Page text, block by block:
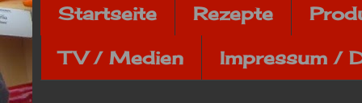
Startseite Rezepte
TV / Medien Impressum /